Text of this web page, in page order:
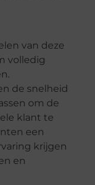
van deze
volledig
de snelheid
om de
klant te
een
krijgen
en